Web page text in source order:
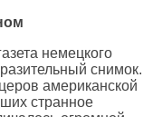
немецкого
снимок.
американской
странное